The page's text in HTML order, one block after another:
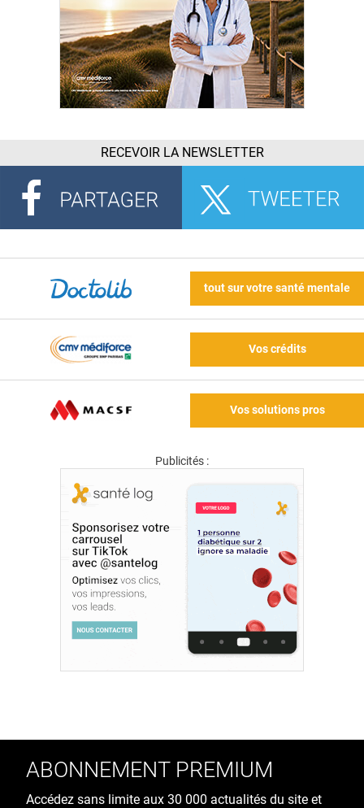
RECEVOIR LA NEWSLETTER
tout sur votre santé mentale
Vos crédits
Vos solutions pros
Publicités :
ABONNEMENT PREMIUM
Accédez sans limite aux 30 000 actualités du site et